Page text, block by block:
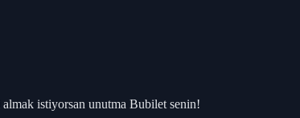
almak istiyorsan unutma Bubilet senin!